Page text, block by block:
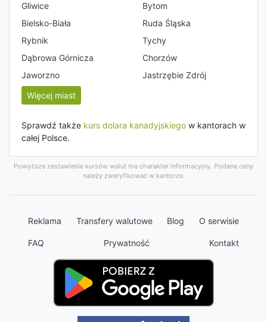
Gliwice
Bytom
Bielsko-Biała
Ruda Śląska
Rybnik
Tychy
Dąbrowa Górnicza
Chorzów
Jaworzno
Jastrzębie Zdrój
Więcej miast
Sprawdź także kurs dolara kanadyjskiego w kantorach w
całej Polsce.
Powyższe zestawienie kursów walut ma charakter informacyjny. Podane ceny
należy zweryfikować w kantorze.
Reklama Transfery walutowe Blog O serwisie
FAQ Prywatność Kontakt